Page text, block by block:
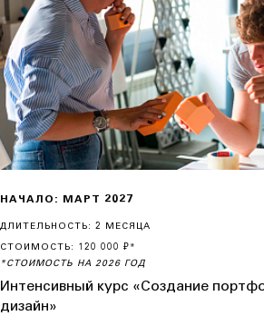
НАЧАЛО: МАРТ 2027
ДЛИТЕЛЬНОСТЬ: 2 МЕСЯЦА
СТОИМОСТЬ: 120 000 ₽*
*СТОИМОСТЬ НА 2026 ГОД
Интенсивный курс «Создание
дизайн»